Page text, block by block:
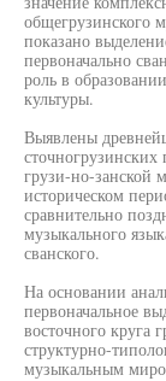
общегрузинского
показано
первоначально
роль в
культуры.
Выявлены
грузи-но-занской
историческом
сравнительно
музыкального
сванского.
На основании
первоначальное
восточного круга
структурно-
музыкальным